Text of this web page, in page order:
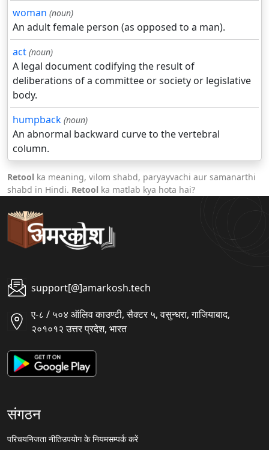
woman (noun)
An adult female person (as opposed to a man).
act (noun)
A legal document codifying the result of
deliberations of a committee or society or legislative
body.
humpback (noun)
An abnormal backward curve to the vertebral
column.
Retool ka meaning, vilom shabd, paryayvachi aur samanarthi
shabd in Hindi. Retool ka matlab kya hota hai?
support[@]amarkosh.tech
ए-८ / ५०४ ऑलिव काउण्टी, सैक्टर ५, वसुन्धरा, गाजियाबाद,
२०१०१२ उत्तर प्रदेश, भारत
संगठन
परिचयनिजता नीतिउपयोग के नियमसम्पर्क करें